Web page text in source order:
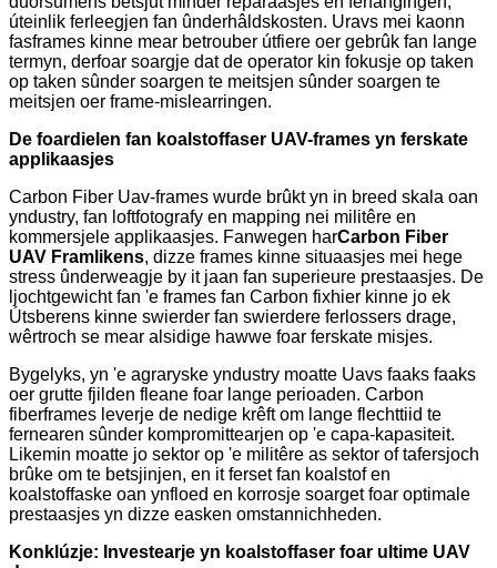
úteinlik ferleegjen fan ûnderhâldskosten. Uravs mei kaonn
fasframes kinne mear betrouber útfiere oer gebrûk fan lange
termyn, derfoar soargje dat de operator kin fokusje op taken
op taken sûnder soargen te meitsjen sûnder soargen te
meitsjen oer frame-mislearringen.
De foardielen fan koalstoffaser UAV-frames yn ferskate
applikaasjes
Carbon Fiber Uav-frames wurde brûkt yn in breed skala oan
yndustry, fan loftfotografy en mapping nei militêre en
kommersjele applikaasjes. Fanwegen harCarbon Fiber
UAV Framlikens, dizze frames kinne situaasjes mei hege
stress ûnderweagje by it jaan fan superieure prestaasjes. De
ljochtgewicht fan 'e frames fan Carbon fixhier kinne jo ek
Útsberens kinne swierder fan swierdere ferlossers drage,
wêrtroch se mear alsidige hawwe foar ferskate misjes.
Bygelyks, yn 'e agraryske yndustry moatte Uavs faaks faaks
oer grutte fjilden fleane foar lange perioaden. Carbon
fiberframes leverje de nedige krêft om lange flechttiid te
fernearen sûnder kompromittearjen op 'e capa-kapasiteit.
Likemin moatte jo sektor op 'e militêre as sektor of tafersjoch
brûke om te betsjinjen, en it ferset fan koalstof en
koalstoffaske oan ynfloed en korrosje soarget foar optimale
prestaasjes yn dizze easken omstannichheden.
Konklúzje: Investearje yn koalstoffaser foar ultime UAV